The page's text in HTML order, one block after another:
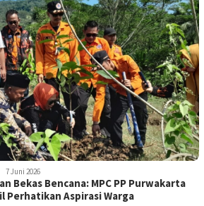
7 Juni 2026
Bekas Bencana: MPC PP Purwakarta
Perhatikan Aspirasi Warga